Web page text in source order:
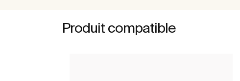
Produit compatible